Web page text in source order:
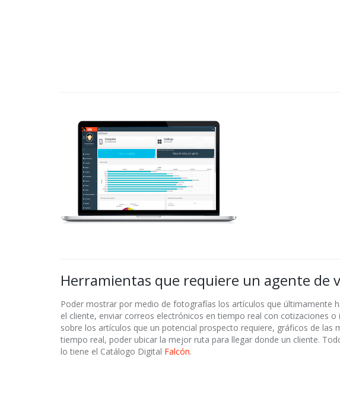
Herramientas que requiere un agente de
Poder mostrar por medio de fotografías los artículos que últimamente
el cliente, enviar correos electrónicos en tiempo real con cotizaciones o
sobre los artículos que un potencial prospecto requiere, gráficos de las
tiempo real, poder ubicar la mejor ruta para llegar donde un cliente.
lo tiene el Catálogo Digital Falcón.